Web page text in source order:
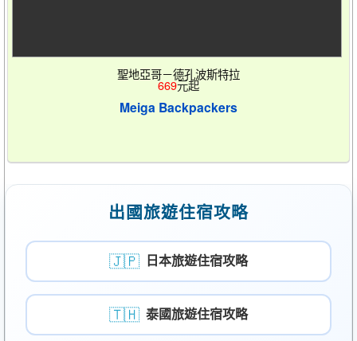
聖地亞哥－德孔波斯特拉
669元起
Meiga Backpackers
出國旅遊住宿攻略
🇯🇵 日本旅遊住宿攻略
🇹🇭 泰國旅遊住宿攻略